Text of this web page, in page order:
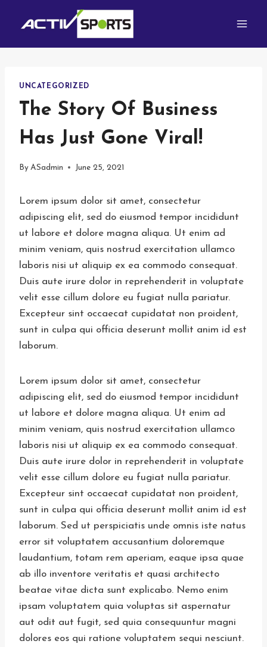
UNCATEGORIZED
The Story Of Business
Has Just Gone Viral!
By ASadmin June 25, 2021
Lorem ipsum dolor sit amet, consectetur
adipiscing elit, sed do eiusmod tempor incididunt
ut labore et dolore magna aliqua. Ut enim ad
minim veniam, quis nostrud exercitation ullamco
laboris nisi ut aliquip ex ea commodo consequat.
Duis aute irure dolor in reprehenderit in voluptate
velit esse cillum dolore eu fugiat nulla pariatur.
Excepteur sint occaecat cupidatat non proident,
sunt in culpa qui officia deserunt mollit anim id est
laborum.
Lorem ipsum dolor sit amet, consectetur
adipiscing elit, sed do eiusmod tempor incididunt
ut labore et dolore magna aliqua. Ut enim ad
minim veniam, quis nostrud exercitation ullamco
laboris nisi ut aliquip ex ea commodo consequat.
Duis aute irure dolor in reprehenderit in voluptate
velit esse cillum dolore eu fugiat nulla pariatur.
Excepteur sint occaecat cupidatat non proident,
sunt in culpa qui officia deserunt mollit anim id est
laborum. Sed ut perspiciatis unde omnis iste natus
error sit voluptatem accusantium doloremque
laudantium, totam rem aperiam, eaque ipsa quae
ab illo inventore veritatis et quasi architecto
beatae vitae dicta sunt explicabo. Nemo enim
ipsam voluptatem quia voluptas sit aspernatur
aut odit aut fugit, sed quia consequuntur magni
dolores eos qui ratione voluptatem sequi nesciunt.